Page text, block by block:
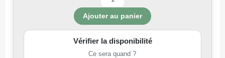
Vérifier la disponibilité
Ce sera quand ?